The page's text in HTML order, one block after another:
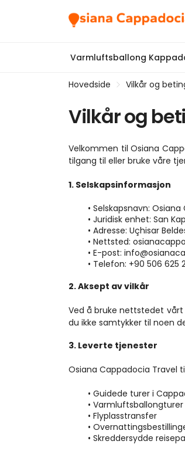
Varmluftsballong
Hovedside Vilkår og
Vilkår og
Velkommen til Osiana
tilgang til eller bruke våre
1. Selskapsinformasjon
Selskapsnavn:
Juridisk enhet: San
Adresse: Uçhisar
Nettsted:
E-post:
Telefon: +90 506 625
2. Aksept av vilkår
Ved å bruke nettstedet
du ikke samtykker til noen
3. Leverte tjenester
Osiana Cappadocia Travel
Guidede turer i
Varmluftsballongturer
Flyplasstransfer
Skreddersydde